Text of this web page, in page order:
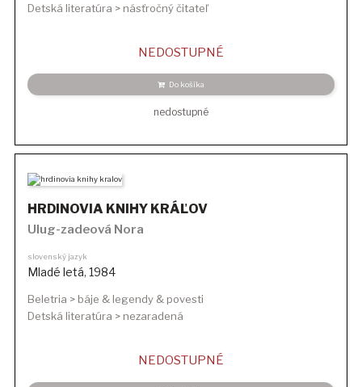
Detská literatúra > násťročný čitateľ
NEDOSTUPNÉ
Do košíka
nedostupné
HRDINOVIA KNIHY KRÁĽOV
Ulug-zadeová Nora
slovenský jazyk
Mladé letá, 1984
Beletria > báje & legendy & povesti
Detská literatúra > nezaradená
NEDOSTUPNÉ